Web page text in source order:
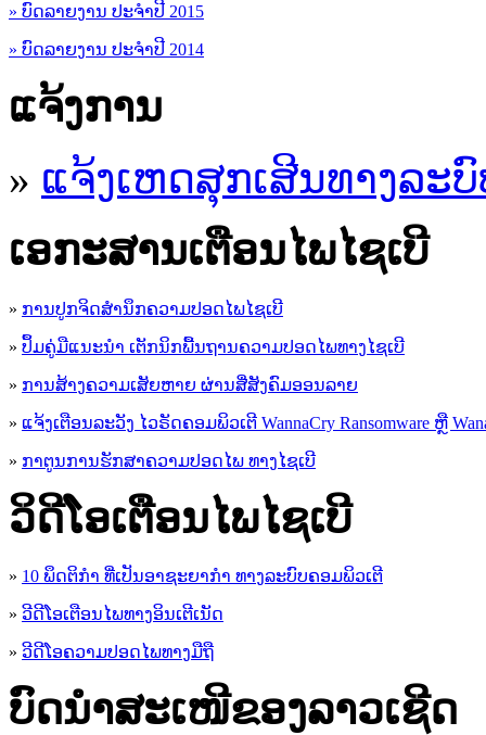
» ບົດລາຍງານ ປະຈຳປີ 2015
» ບົດລາຍງານ ປະຈຳປີ 2014
ແຈ້ງການ
» ແຈ້ງເຫດສຸກເສີນທາງລະ
ເອ​ກະ​ສານເຕືອນໄພໄຊເບີ
» ການປູກຈິດສໍານຶກຄວາມປອດໄພໄຊເບີ
» ປຶ້ມຄູ່ມືແນະນໍາ ເຕັກນິກພື້ນຖານຄວາມປອດໄພທາງໄຊເບີ
» ການສ້າງຄວາມເສັຍຫາຍ ຜ່ານສື່ສັງຄົມອອນລາຍ
» ແຈ້ງເຕືອນລະວັງ ໄວຣັດຄອມພິວເຕີ WannaCry Ransomware ຫຼື
» ກາຕູນການຮັກສາຄວາມປອດໄພ ທາງໄຊເບີ
ວິດີໂອເຕືອນໄພໄຊເບີ
» 10 ພຶດຕິກໍາ ທີ່ເປັນອາຊະຍາກໍາ ທາງລະບົບຄອມພິວເຕີ
» ວີດີໂອເຕືອນໄພທາງອິນເຕີເນັດ
» ວ​ີ​ດີ​ໂອ​ຄວາມ​ປອດ​ໄພ​ທາງ​ມື​ຖື
ບົດນຳສະເໜີຂອງລາວເຊີດ